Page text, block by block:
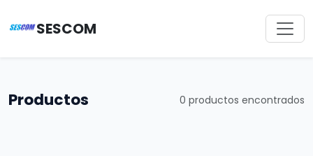
SESCOM
Productos 0 productos encontrados